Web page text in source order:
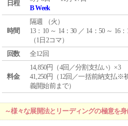
日程
B Week
時間
隔週 （火 ）
13：10 ～ 14：30 ／ 14：50 ～ 16：
（1日2コマ）
回数
全12回
料金
14,850円（4回／分割支払い）×3
41,250円（12回／一括前納支払※
義開始前まで）
様々な展開法とリーディングの極意を身